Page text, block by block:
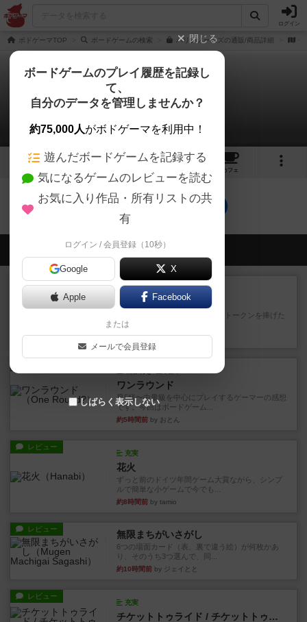
ログイン
ボドゲーマTOP ボードゲームの検索 パリンノームズの通販/商品詳細 作
パリンノームズ
0件の戦略やコツ
5 1
カフェ
パリンノームズのトップに戻る
会員の新しい投稿
レビュー
宵と暁の呪文書
4/5点呪文を修得したり使い魔にトークンを捧げた
りして得点を増やしてい...
約1時間前by ワタル
ワンラウンド
星5軽〜中量級を中心にプレイするゲーマーの感想
です。今回はボードゲーム...
約5時間前 by おとん
レビュー
充実
花火
ずっと前のドイツ年間ゲーム大賞ながら、シンプ
ルで簡単な小ゲームで今でも...
約8時間前 by tamio
レビュー 無限まちがいさがし
6つの場面カード（表、裏で違う絵）が何枚かあ
り、そのうち3つ選んで、同...
約10時間前 by ジェイとと
レビュー
充実
チケットトゥライド / チケットトゥライドアメリカ
閉じる
ボードゲームのプレイ履歴を記録し
て、
自分のデータを管理しませんか？
約75,000人がボドゲーマを利用中！
遊んだボードゲームを記録する
気になるゲームのレビューを読む
お気に入り作品・所有リストの共
有
ログイン / 会員登録（10秒）
Google X
Apple Facebook
または
メールで会員登録
しばらく表示しない